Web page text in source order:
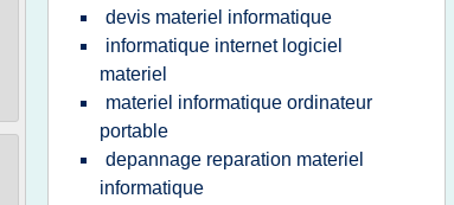
devis materiel informatique
informatique internet logiciel
materiel
materiel informatique ordinateur
portable
depannage reparation materiel
informatique